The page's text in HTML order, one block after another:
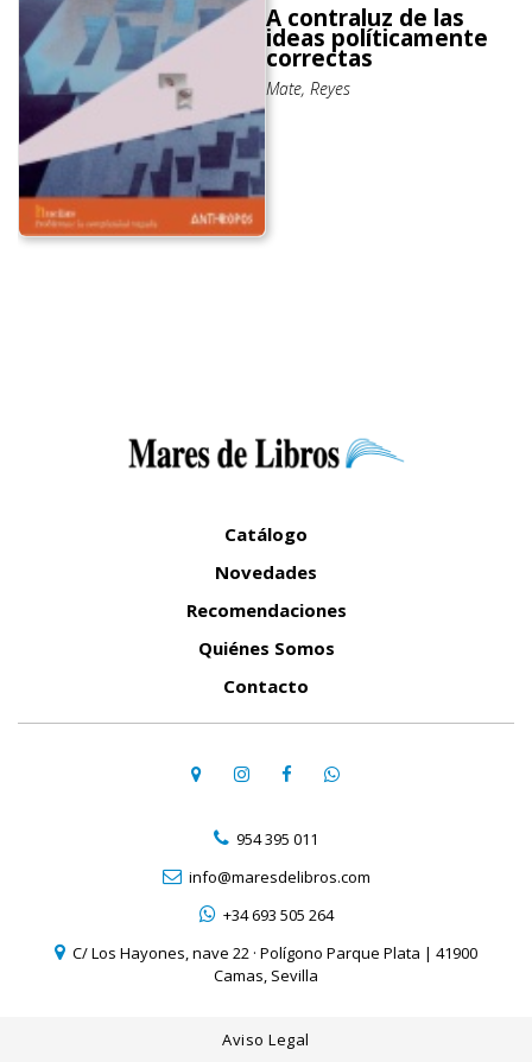
A contraluz de las
ideas políticamente
correctas
Mate, Reyes
Catálogo
Novedades
Recomendaciones
Quiénes Somos
Contacto
954 395 011
info@maresdelibros.com
+34 693 505 264
C/ Los Hayones, nave 22 · Polígono Parque Plata | 41900
Camas, Sevilla
Aviso Legal